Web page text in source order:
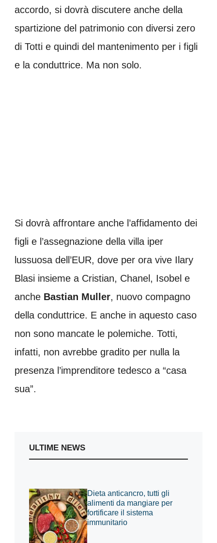
accordo, si dovrà discutere anche della
spartizione del patrimonio con diversi zero
di Totti e quindi del mantenimento per i figli
e la conduttrice. Ma non solo.
Si dovrà affrontare anche l’affidamento dei
figli e l’assegnazione della villa iper
lussuosa dell’EUR, dove per ora vive Ilary
Blasi insieme a Cristian, Chanel, Isobel e
anche Bastian Muller, nuovo compagno
della conduttrice. E anche in aquesto caso
non sono mancate le polemiche. Totti,
infatti, non avrebbe gradito per nulla la
presenza l’imprenditore tedesco a “casa
sua”.
ULTIME NEWS
Dieta anticancro, tutti gli
alimenti da mangiare per
fortificare il sistema
immunitario